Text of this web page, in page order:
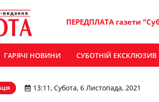
ПЕРЕДПЛАТА газети
ГАРЯЧІ НОВИНИ СУБОТНІЙ ЕКСКЛЮЗИВ
13:11, Субота, 6 Листопада, 2021